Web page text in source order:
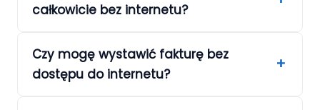
całkowicie bez internetu?
Czy mogę wystawić fakturę bez
dostępu do internetu?